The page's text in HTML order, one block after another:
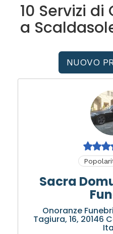
10 Servizi
a
NUOVO
Sacra
Onoranze
Tagiura, 16, 20146